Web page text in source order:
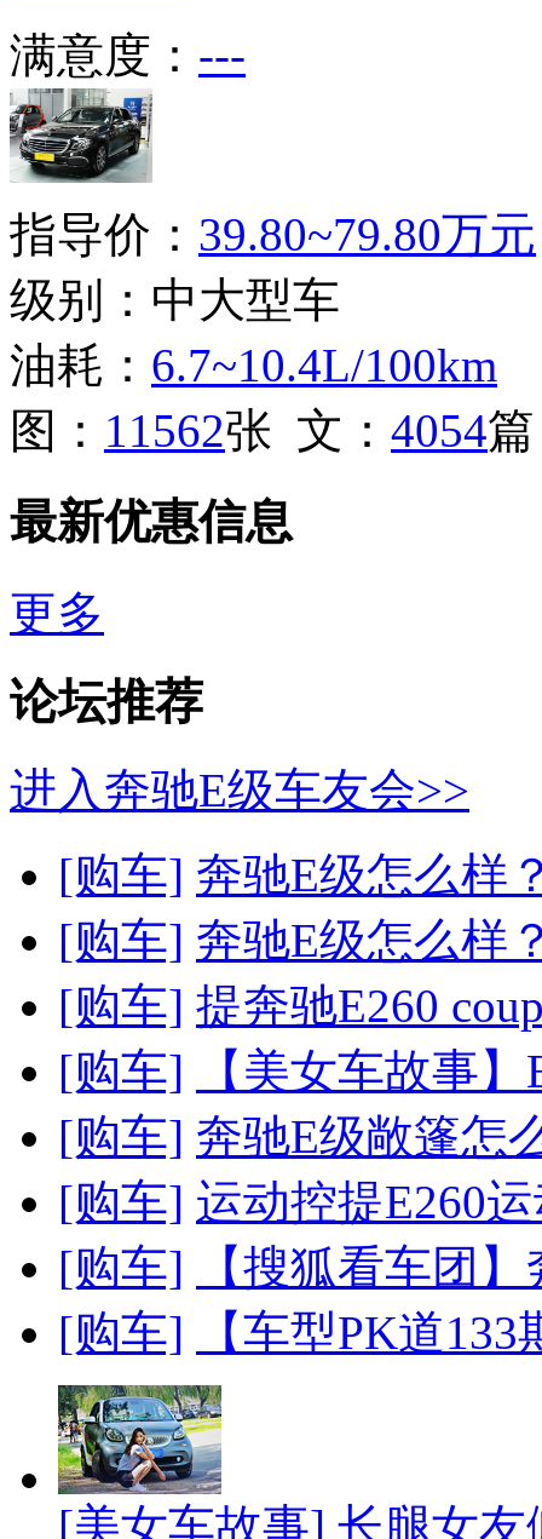
满意度： ---
指导价： 39.80~79.80万元
级别：中大型车
油耗： 6.7~10.4L/100km
图： 11562张 文： 4054篇
最新优惠信息
更多
论坛推荐
进入奔驰E级车友会>>
[购车] 奔驰E级怎么样
[购车] 奔驰E级怎么样
[购车] 提奔驰E260
[购车]
【美女车故事
[购车] 奔驰E级敞篷怎
[购车] 运动控提E260
[购车]
【搜狐看车团
[购车]
【车型PK道
[美女车故事] 长腿女友